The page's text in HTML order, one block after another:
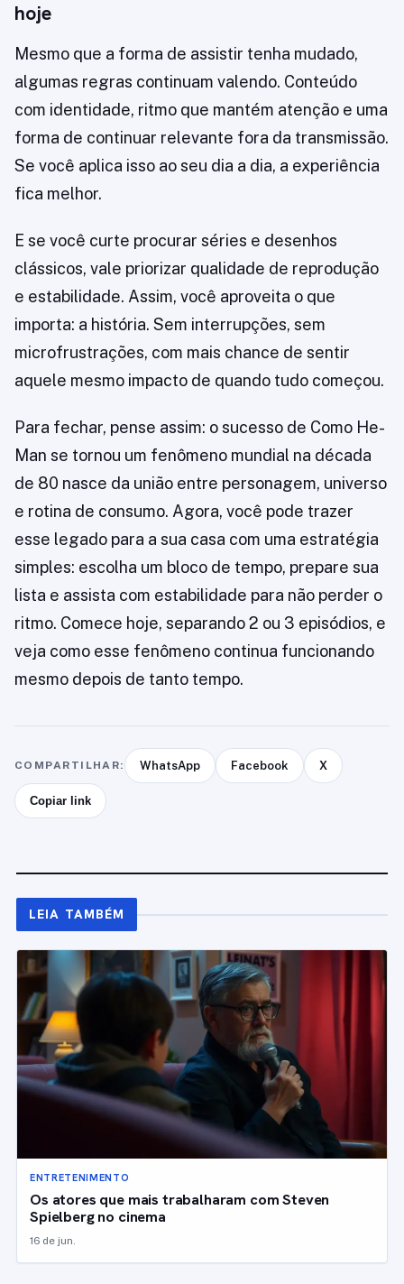
hoje
Mesmo que a forma de assistir tenha mudado,
algumas regras continuam valendo. Conteúdo
com identidade, ritmo que mantém atenção e uma
forma de continuar relevante fora da transmissão.
Se você aplica isso ao seu dia a dia, a experiência
fica melhor.
E se você curte procurar séries e desenhos
clássicos, vale priorizar qualidade de reprodução
e estabilidade. Assim, você aproveita o que
importa: a história. Sem interrupções, sem
microfrustrações, com mais chance de sentir
aquele mesmo impacto de quando tudo começou.
Para fechar, pense assim: o sucesso de Como He-
Man se tornou um fenômeno mundial na década
de 80 nasce da união entre personagem, universo
e rotina de consumo. Agora, você pode trazer
esse legado para a sua casa com uma estratégia
simples: escolha um bloco de tempo, prepare sua
lista e assista com estabilidade para não perder o
ritmo. Comece hoje, separando 2 ou 3 episódios, e
veja como esse fenômeno continua funcionando
mesmo depois de tanto tempo.
COMPARTILHAR: WhatsApp Facebook X
Copiar link
LEIA TAMBÉM
ENTRETENIMENTO
Os atores que mais trabalharam com Steven
Spielberg no cinema
16 de jun.